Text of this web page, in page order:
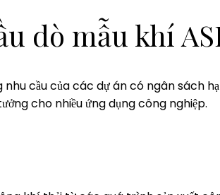
dò mẫu khí
cầu của các dự án có ngân sách
cho nhiều ứng dụng công nghiệp.